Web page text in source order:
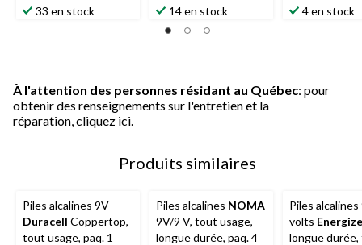
33 en stock 14 en stock 4 en stock
À l'attention des personnes résidant au Québec: pour
obtenir des renseignements sur l'entretien et la
réparation, cliquez ici.
Produits similaires
Piles alcalines 9V
Duracell Coppertop,
tout usage, paq. 1
Piles alcalines NOMA
9V/9 V, tout usage,
longue durée, paq. 4
Piles
volts
longue